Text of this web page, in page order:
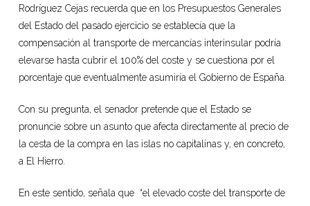
Rodríguez Cejas recuerda que en los Presupuestos Generales
del Estado del pasado ejercicio se establecía que la
compensación al transporte de mercancías interinsular podría
elevarse hasta cubrir el 100% del coste y se cuestiona por el
porcentaje que eventualmente asumiría el Gobierno de España.
Con su pregunta, el senador pretende que el Estado se
pronuncie sobre un asunto que afecta directamente al precio de
la cesta de la compra en las islas no capitalinas y, en concreto,
a El Hierro.
En este sentido, señala que “el elevado coste del transporte de